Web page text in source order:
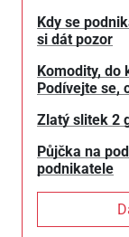
Kdy se
si dát pozor
Komodity, do
Podívejte se,
Zlatý slitek 2
Půjčka na
podnikatele